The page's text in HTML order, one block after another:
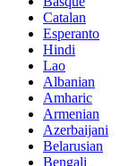
Catalan
Esperanto
Hindi
Lao
Albanian
Amharic
Armenian
Azerbaijani
Belarusian
Bengali